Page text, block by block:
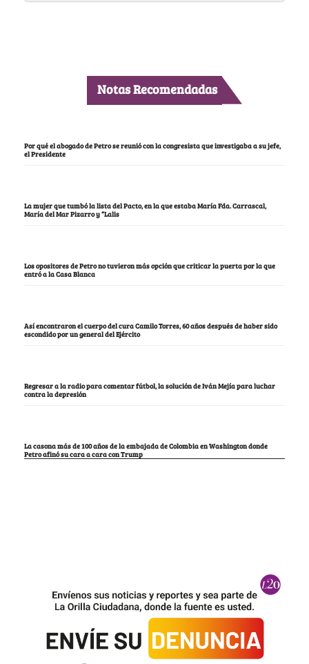
Notas Recomendadas
Por qué el abogado de Petro se reunió con la congresista que investigaba a su jefe,
el Presidente
La mujer que tumbó la lista del Pacto, en la que estaba María Fda. Carrascal,
María del Mar Pizarro y “Lalis
Los opositores de Petro no tuvieron más opción que criticar la puerta por la que
entró a la Casa Blanca
Así encontraron el cuerpo del cura Camilo Torres, 60 años después de haber sido
escondido por un general del Ejército
Regresar a la radio para comentar fútbol, la solución de Iván Mejía para luchar
contra la depresión
La casona más de 100 años de la embajada de Colombia en Washington donde
Petro afinó su cara a cara con Trump